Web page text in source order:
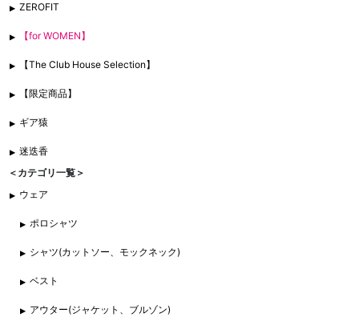
ZEROFIT
【for WOMEN】
【The Club House Selection】
【限定商品】
ギア猿
迷迭香
＜カテゴリ一覧＞
ウェア
ポロシャツ
シャツ(カットソー、モックネック)
ベスト
アウター(ジャケット、ブルゾン)